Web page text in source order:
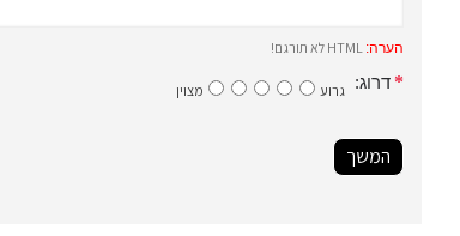
הערה:
דרוג: גרוע מצוין
המשך